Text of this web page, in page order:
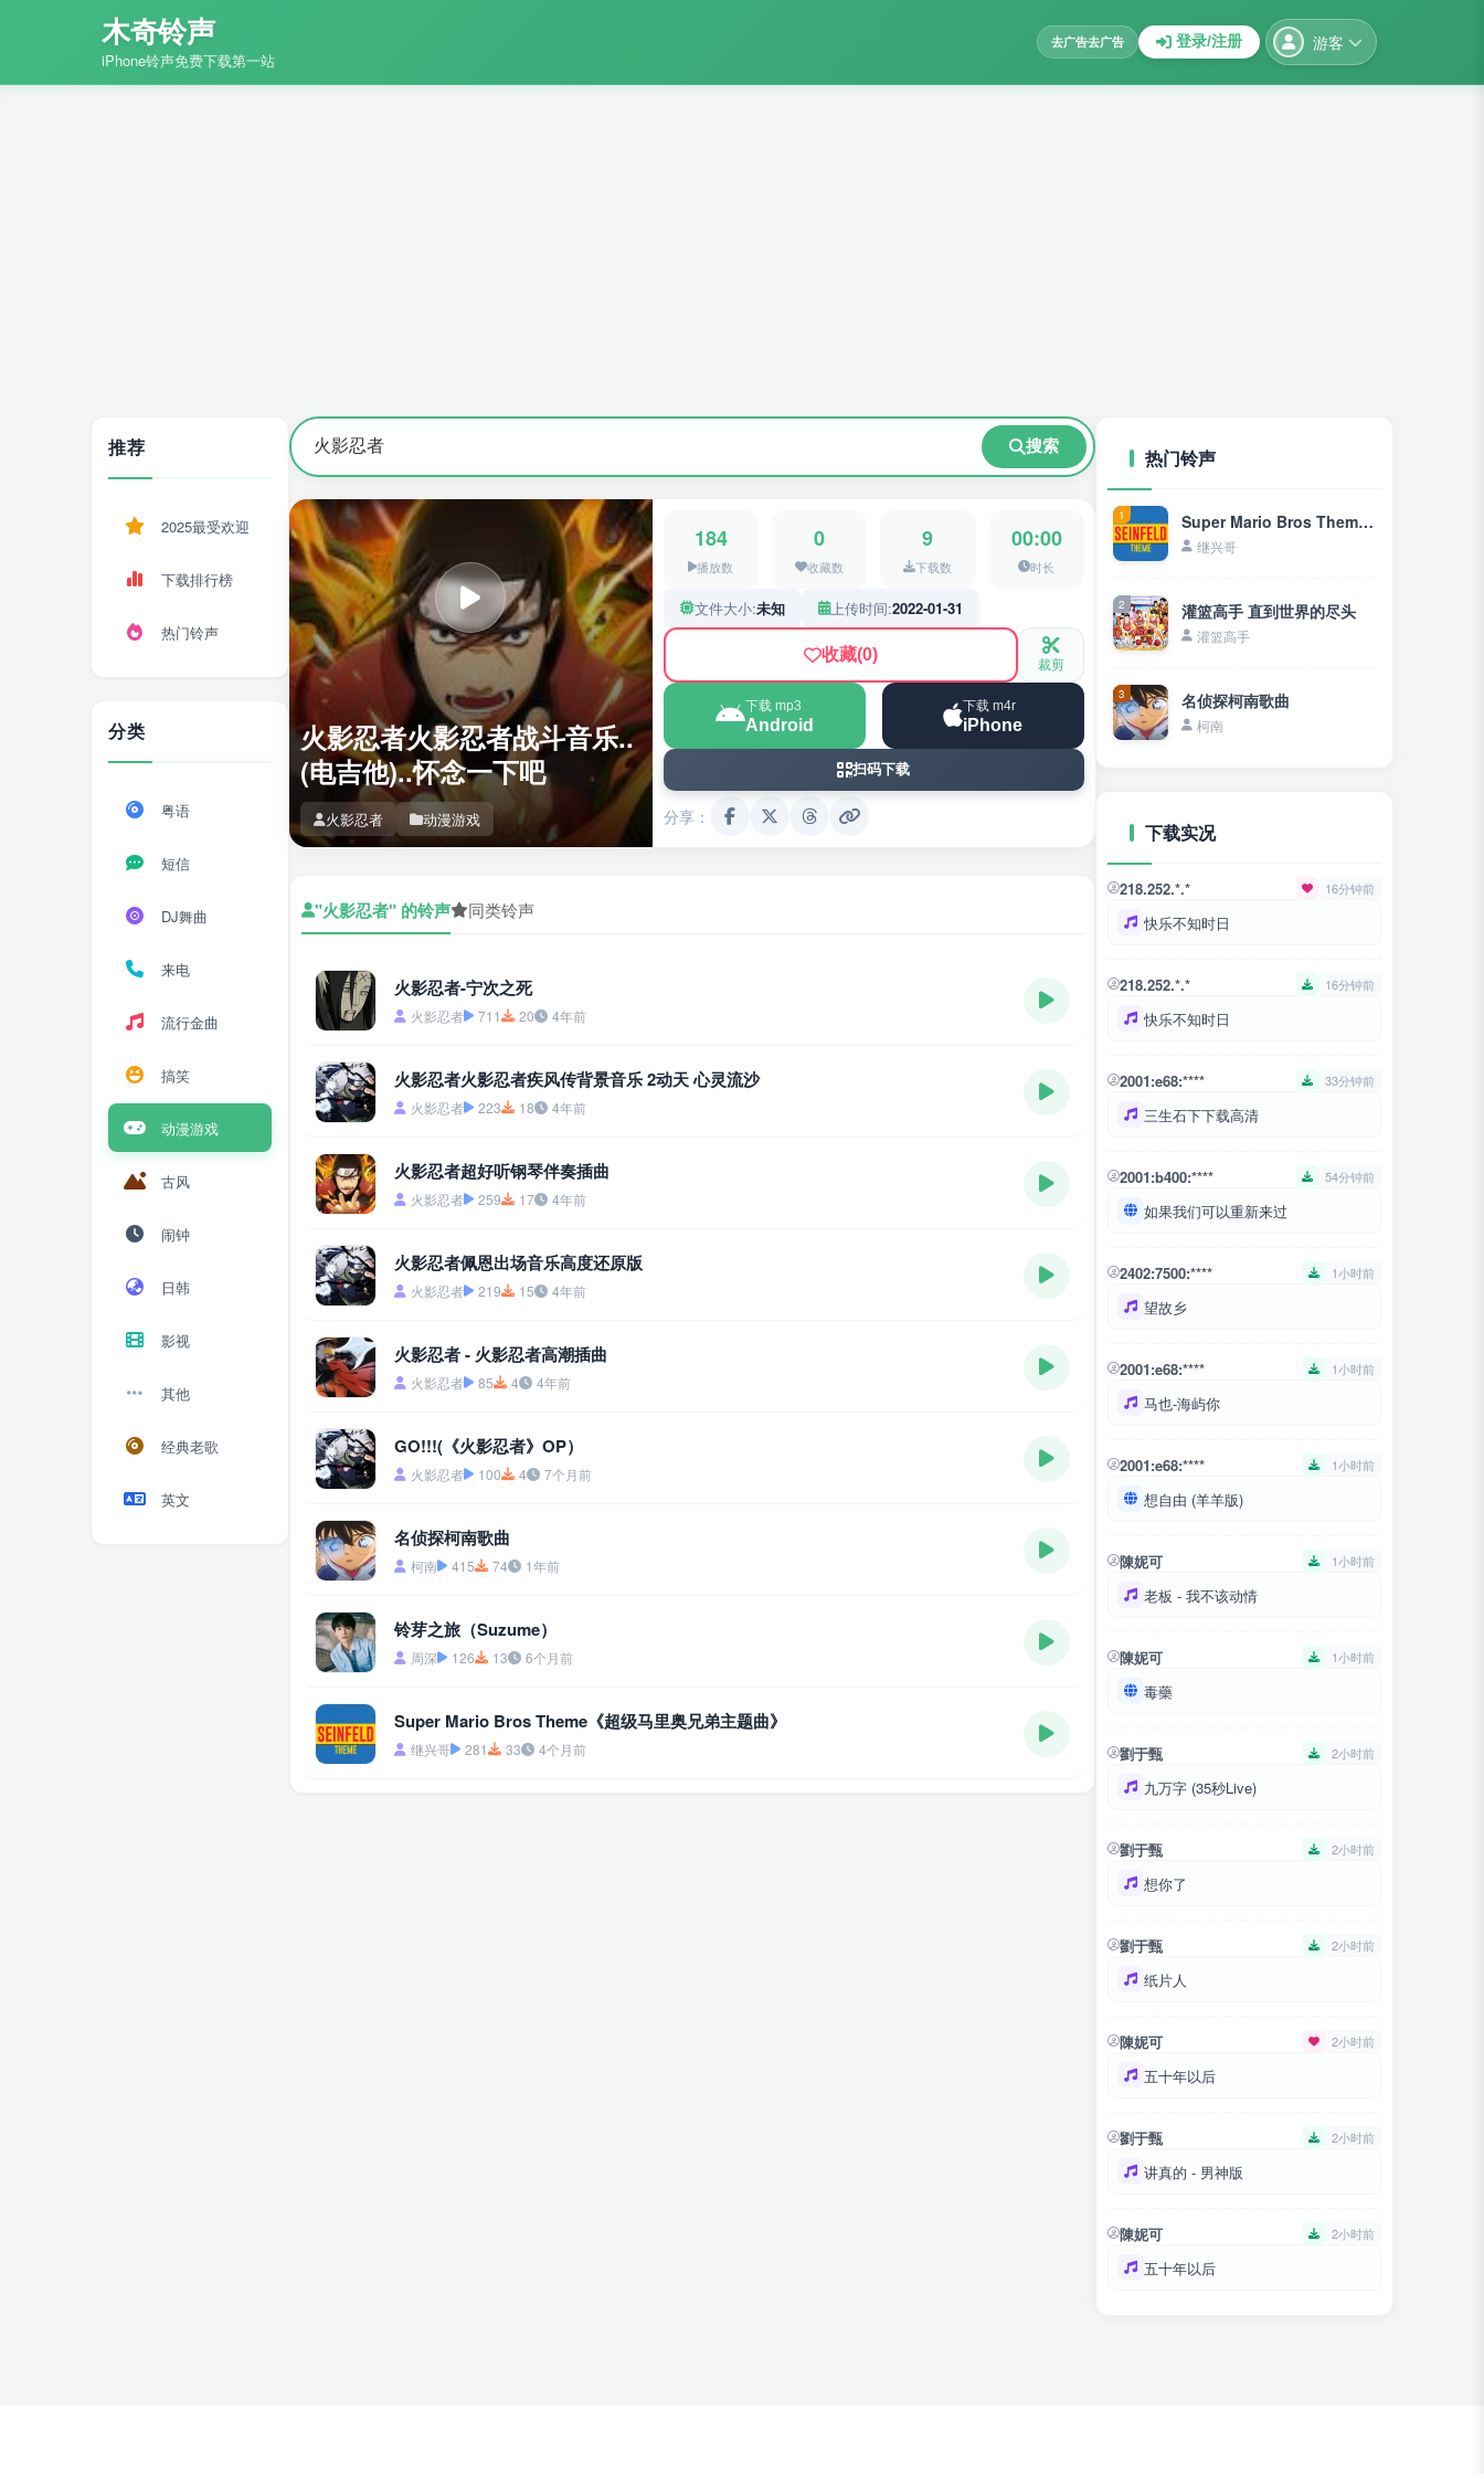
木奇铃声
iPhone铃声免费下载第一站
去广告去广告 登录/注册 游客
推荐
2025最受欢迎
下载排行榜
热门铃声
分类
粤语
短信
DJ舞曲
来电
流行金曲
搞笑
动漫游戏
古风
闹钟
日韩
影视
其他
经典老歌
英文
搜索
火影忍者火影忍者战斗音乐..
(电吉他)..怀念一下吧
火影忍者 动漫游戏
184
播放数
0
收藏数
9
下载数
00:00
时长
文件大小:未知 上传时间:2022-01-31
收藏(0) 裁剪
下载 mp3
Android
下载 m4r
iPhone
扫码下载
分享：
"火影忍者" 的铃声 同类铃声
火影忍者-宁次之死
火影忍者 711 20 4年前
火影忍者火影忍者疾风传背景音乐 2动天 心灵流沙
火影忍者 223 18 4年前
火影忍者超好听钢琴伴奏插曲
火影忍者 259 17 4年前
火影忍者佩恩出场音乐高度还原版
火影忍者 219 15 4年前
火影忍者 - 火影忍者高潮插曲
火影忍者 85 4 4年前
GO!!!(《火影忍者》OP）
火影忍者 100 4 7个月前
名侦探柯南歌曲
柯南 415 74 1年前
铃芽之旅（Suzume）
周深 126 13 6个月前
Super Mario Bros Theme《超级马里奥兄弟主题曲》
继兴哥 281 33 4个月前
热门铃声
1 Super Mario Bros Theme《超级马里奥兄弟主题曲》
继兴哥
2 灌篮高手 直到世界的尽头
灌篮高手
3 名侦探柯南歌曲
柯南
下载实况
218.252.*.* 16分钟前
快乐不知时日
218.252.*.* 16分钟前
快乐不知时日
2001:e68:**** 33分钟前
三生石下下载高清
2001:b400:**** 54分钟前
如果我们可以重新来过
2402:7500:**** 1小时前
望故乡
2001:e68:**** 1小时前
马也-海屿你
2001:e68:**** 1小时前
想自由 (羊羊版)
陳妮可 1小时前
老板 - 我不该动情
陳妮可 1小时前
毒藥
劉于甄 2小时前
九万字 (35秒Live)
劉于甄 2小时前
想你了
劉于甄 2小时前
纸片人
陳妮可 2小时前
五十年以后
劉于甄 2小时前
讲真的 - 男神版
陳妮可 2小时前
五十年以后